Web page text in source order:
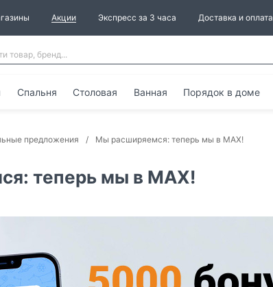
Акции Экспресс за 3 часа Доставка и оплата
Спальня Столовая Ванная Порядок в доме
предложения Мы расширяемся: теперь мы в MAX!
теперь мы в MAX!